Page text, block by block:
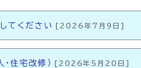
てください [2026年7月9日]
住宅改修） [2026年5月20日]